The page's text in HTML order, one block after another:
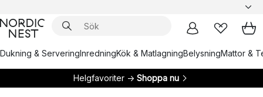
Dukning & ServeringInredningKök & MatlagningBelysningMattor &
Helgfavoriter → Shoppa nu